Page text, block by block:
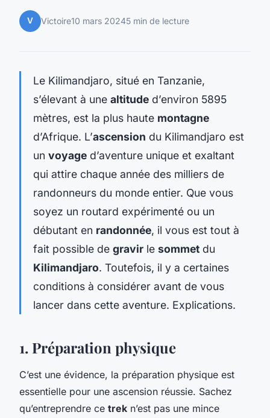
V Victoire10 mars 20245 min de lecture
Le Kilimandjaro, situé en Tanzanie,
s’élevant à une altitude d’environ 5895
mètres, est la plus haute montagne
d’Afrique. L’ascension du Kilimandjaro est
un voyage d’aventure unique et exaltant
qui attire chaque année des milliers de
randonneurs du monde entier. Que vous
soyez un routard expérimenté ou un
débutant en randonnée, il vous est tout à
fait possible de gravir le sommet du
Kilimandjaro. Toutefois, il y a certaines
conditions à considérer avant de vous
lancer dans cette aventure. Explications.
1. Préparation physique
C’est une évidence, la préparation physique est
essentielle pour une ascension réussie. Sachez
qu’entreprendre ce trek n’est pas une mince